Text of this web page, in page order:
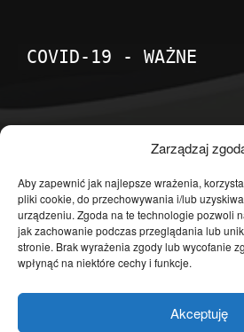
Zarządzaj
Aby zapewnić jak najlepsze wrażenia,
pliki cookie, do przechowywania i/lub
urządzeniu. Zgoda na te technologie pozwoli
jak zachowanie podczas przeglądania lub
stronie. Brak wyrażenia zgody lub wycofanie
wpłynąć na niektóre cechy i funkcje.
Akceptuję
COVID-19 - WAŻNE
Temat dnia
Publicystyka
Polityka
Polska
Społeczeństwo